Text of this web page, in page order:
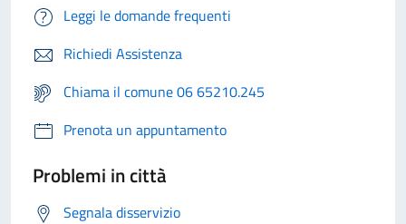
Leggi le domande frequenti
Richiedi Assistenza
Chiama il comune 06 65210.245
Prenota un appuntamento
Problemi in città
Segnala disservizio